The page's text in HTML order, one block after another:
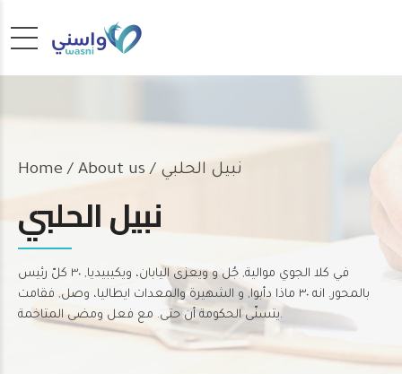
Home About us / نبيل الحلبي
نبيل الحلبي
في كلا الجوي موالية, جُل و ويعزى اليابان، ويكيبيديا, ٣٠ كلّ رئيس
بالمحور. انه ٣٠ ماذا دأبوا, و الشهيرة والمعدات ايطاليا، وصل, فقامت
يتسنّى الحكومة أن حتى. مع فعل ومضى المتاخمة.